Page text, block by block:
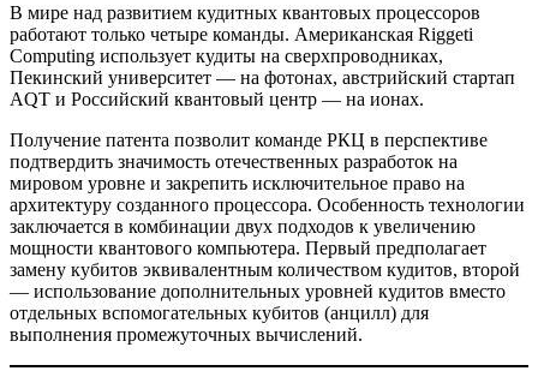
В мире над развитием кудитных квантовых процессоров
работают только четыре команды. Американская Riggeti
Computing использует кудиты на сверхпроводниках,
Пекинский университет — на фотонах, австрийский стартап
AQT и Российский квантовый центр — на ионах.
Получение патента позволит команде РКЦ в перспективе
подтвердить значимость отечественных разработок на
мировом уровне и закрепить исключительное право на
архитектуру созданного процессора. Особенность технологии
заключается в комбинации двух подходов к увеличению
мощности квантового компьютера. Первый предполагает
замену кубитов эквивалентным количеством кудитов, второй
— использование дополнительных уровней кудитов вместо
отдельных вспомогательных кубитов (анцилл) для
выполнения промежуточных вычислений.